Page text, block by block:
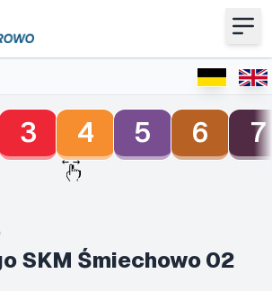
3 4 5 6 7
SKM Śmiechowo 02